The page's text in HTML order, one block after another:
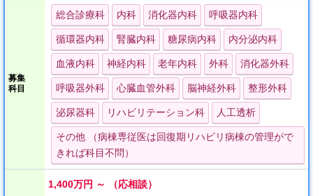
リハビリテーション科専門医を目指す先生も歓迎
★透析可能な先生も歓迎！
透析センターのセンター長候補も募集してます。
★子育て中の医師も働きやすい環境です
o。・―――――――――――――――・。o
リハビリテーション・透析をメインにした病院です。
急患もなく落ち着いた環境で診療に臨めます。
学会（発表・参加）研修費などのサポートも充実しており、スキ
募集
科目
総合診療科 内科 消化器内科 呼吸器内科
循環器内科 腎臓内科 糖尿病内科 内分泌内科
血液内科 神経内科 老年内科 外科 消化器外科
呼吸器外科 心臓血管外科 脳神経外科 整形外科
泌尿器科 リハビリテーション科 人工透析
その他 （病棟専従医は回復期リハビリ病棟の管理がで
きれば科目不問）
1,400万円 ～ （応相談）